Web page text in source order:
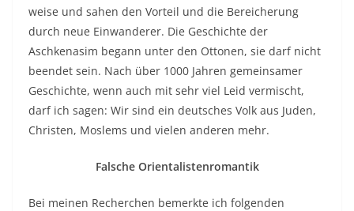
weise und sahen den Vorteil und die Bereicherung
durch neue Einwanderer. Die Geschichte der
Aschkenasim begann unter den Ottonen, sie darf nicht
beendet sein. Nach über 1000 Jahren gemeinsamer
Geschichte, wenn auch mit sehr viel Leid vermischt,
darf ich sagen: Wir sind ein deutsches Volk aus Juden,
Christen, Moslems und vielen anderen mehr.
Falsche Orientalistenromantik
Bei meinen Recherchen bemerkte ich folgenden